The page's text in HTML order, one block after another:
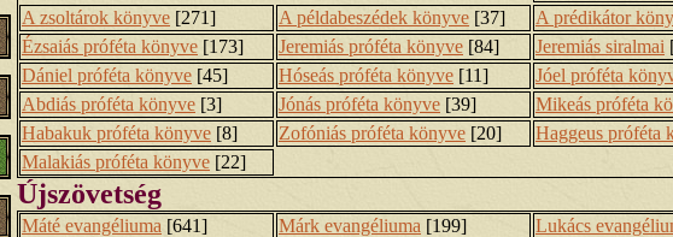
A zsoltárok könyve [271] A példabeszédek könyve [37] A prédikátor
Ézsaiás próféta könyve [173] Jeremiás próféta könyve [84] Jeremiás siralmai
Dániel próféta könyve [45] Hóseás próféta könyve [11] Jóel próféta
Abdiás próféta könyve [3] Jónás próféta könyve [39] Mikeás próféta
Habakuk próféta könyve [8] Zofóniás próféta könyve [20] Haggeus próféta
Malakiás próféta könyve [22]
Újszövetség
Máté evangéliuma [641] Márk evangéliuma [199] Lukács